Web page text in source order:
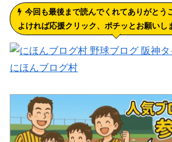
今回も最後まで読んでくれてありがとう
よければ応援クリック、ポチッとお願いし
にほんブログ村